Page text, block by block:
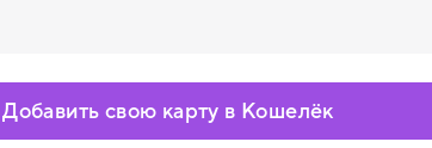
Добавить свою карту в Кошелёк